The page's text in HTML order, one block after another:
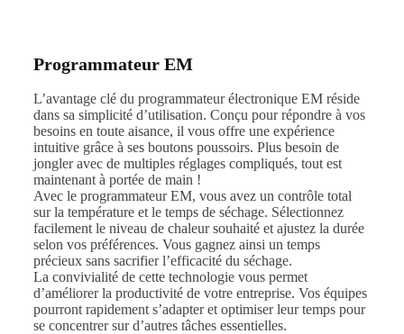
Programmateur EM
L’avantage clé du programmateur électronique EM réside
dans sa simplicité d’utilisation. Conçu pour répondre à vos
besoins en toute aisance, il vous offre une expérience
intuitive grâce à ses boutons poussoirs. Plus besoin de
jongler avec de multiples réglages compliqués, tout est
maintenant à portée de main !
Avec le programmateur EM, vous avez un contrôle total
sur la température et le temps de séchage. Sélectionnez
facilement le niveau de chaleur souhaité et ajustez la durée
selon vos préférences. Vous gagnez ainsi un temps
précieux sans sacrifier l’efficacité du séchage.
La convivialité de cette technologie vous permet
d’améliorer la productivité de votre entreprise. Vos équipes
pourront rapidement s’adapter et optimiser leur temps pour
se concentrer sur d’autres tâches essentielles.